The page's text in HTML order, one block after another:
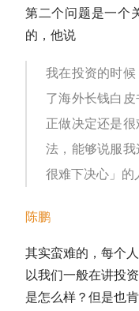
第二个问题是一个
的，他说
我在投资的时
了海外长钱白
正做决定还是
法，能够说服
很难下决心」的
陈鹏
其实蛮难的，每个
以我们一般在讲投
是怎么样？但是也